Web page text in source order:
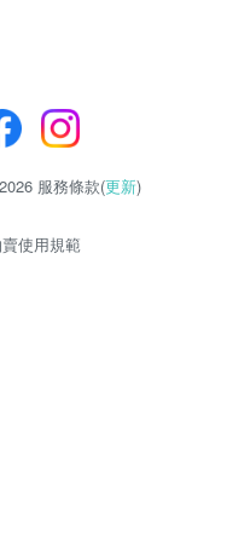
服務條款(更新)
使用規範